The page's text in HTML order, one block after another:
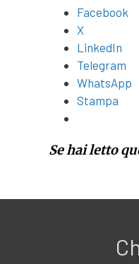
Facebook
X
LinkedIn
Telegram
WhatsApp
Stampa
Se hai letto